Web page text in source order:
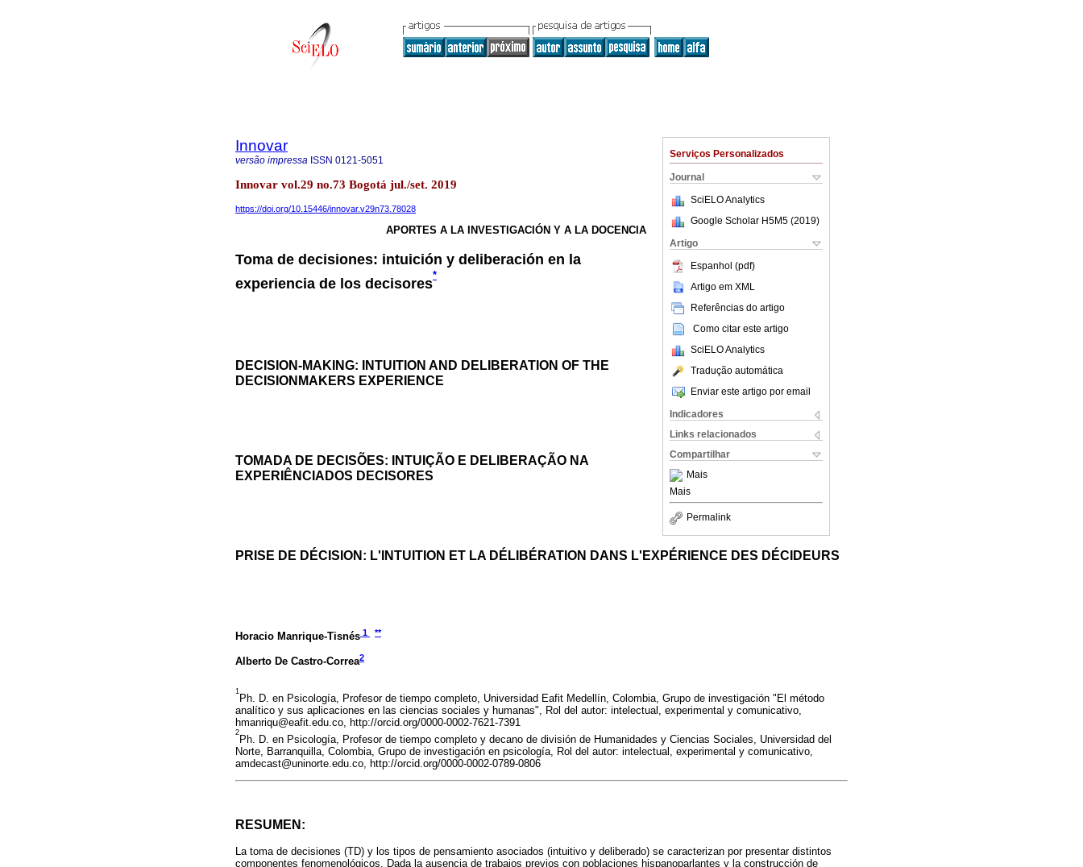
Serviços Personalizados
Journal
SciELO Analytics
Google Scholar H5M5 (2019)
Artigo
Espanhol (pdf)
Artigo em XML
Referências do artigo
Como citar este artigo
SciELO Analytics
Tradução automática
Enviar este artigo por email
Indicadores
Links relacionados
Compartilhar
Mais
Mais
Permalink
Innovar
versão impressa ISSN 0121-5051
Innovar vol.29 no.73 Bogotá jul./set. 2019
https://doi.org/10.15446/innovar.v29n73.78028
APORTES A LA INVESTIGACIÓN Y A LA DOCENCIA
Toma de decisiones: intuición y deliberación en la
experiencia de los decisores
*
DECISION-MAKING: INTUITION AND DELIBERATION OF THE
DECISIONMAKERS EXPERIENCE
TOMADA DE DECISÕES: INTUIÇÃO E DELIBERAÇÃO NA
EXPERIÊNCIADOS DECISORES
PRISE DE DÉCISION: L'INTUITION ET LA DÉLIBÉRATION DANS L'EXPÉRIENCE DES DÉCIDEURS
Horacio Manrique-Tisnés 1 **
Alberto De Castro-Correa2
1
Ph. D. en Psicología, Profesor de tiempo completo, Universidad Eafit Medellín, Colombia, Grupo de investigación "El método
analítico y sus aplicaciones en las ciencias sociales y humanas", Rol del autor: intelectual, experimental y comunicativo,
hmanriqu@eafit.edu.co, http://orcid.org/0000-0002-7621-7391
2
Ph. D. en Psicología, Profesor de tiempo completo y decano de división de Humanidades y Ciencias Sociales, Universidad del
Norte, Barranquilla, Colombia, Grupo de investigación en psicología, Rol del autor: intelectual, experimental y comunicativo,
amdecast@uninorte.edu.co, http://orcid.org/0000-0002-0789-0806
RESUMEN:
La toma de decisiones (TD) y los tipos de pensamiento asociados (intuitivo y deliberado) se caracterizan por presentar distintos
componentes fenomenológicos. Dada la ausencia de trabajos previos con poblaciones hispanoparlantes y la construcción de